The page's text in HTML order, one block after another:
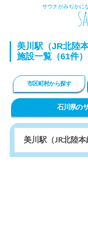
サウナがみぢかに
美川駅（JR北陸
施設一覧（61件）
市区町村から探す
石川県の